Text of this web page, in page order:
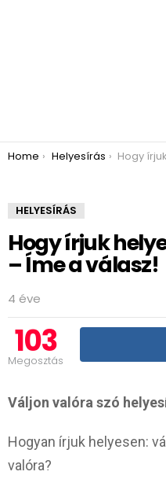
You are here:
Home Helyesírás Hogy írjuk helyesen váljon
HELYESÍRÁS
Hogy írjuk
– Íme a válasz!
4 éve
103
Megosztás
Váljon valóra szó
Hogyan írjuk helyesen:
valóra?